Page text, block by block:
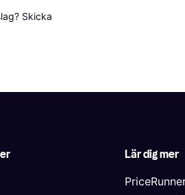
Skicka
Lär dig mer